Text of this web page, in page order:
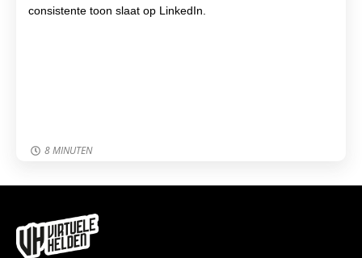
consistente toon slaat op LinkedIn.
8 MINUTEN